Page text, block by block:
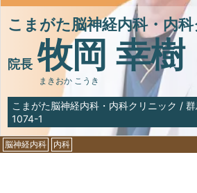
こまがた脳神経内科・内
院長 牧岡 幸樹
まきおか こうき
こまがた脳神経内科・内科クリニック /
1074-1
脳神経内科 内科